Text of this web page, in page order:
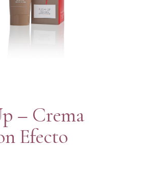
– Crema
Efecto